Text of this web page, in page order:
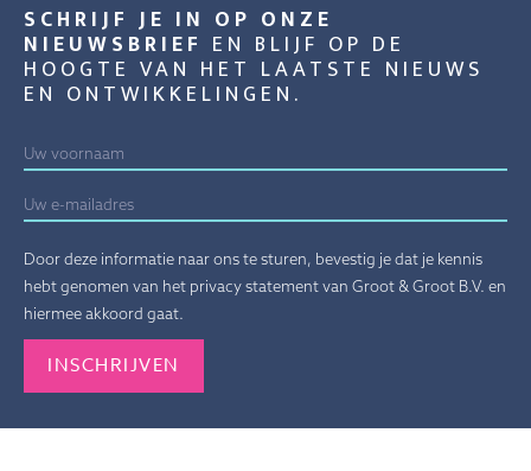
SCHRIJF JE IN OP ONZE
NIEUWSBRIEF EN BLIJF OP DE
HOOGTE VAN HET LAATSTE NIEUWS
EN ONTWIKKELINGEN.
Door deze informatie naar ons te sturen, bevestig je dat je kennis
hebt genomen van het privacy statement van Groot & Groot B.V. en
hiermee akkoord gaat.